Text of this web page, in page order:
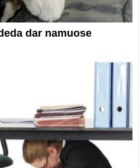
dar namuose